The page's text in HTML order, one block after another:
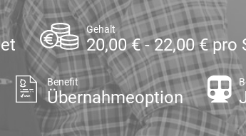
Gehalt
20,00 € - 22,00 € pro
Benefit
Übernahmeoption